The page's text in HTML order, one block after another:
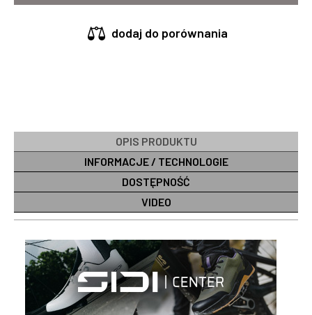
dodaj do porównania
OPIS PRODUKTU
INFORMACJE / TECHNOLOGIE
DOSTĘPNOŚĆ
VIDEO